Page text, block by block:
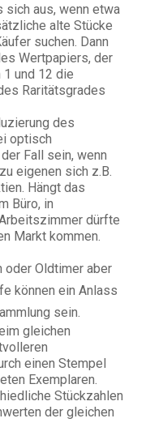
sich aus, wenn etwa
alte Stücke
suchen. Dann
Wertpapiers, der
und 12 die
Raritätsgrades
des
optisch
Fall sein, wenn
eigenen sich z.B.
Hängt das
Büro, in
dürfte
Markt kommen.
oder Oldtimer aber
können ein Anlass
sein.
gleichen
einen Stempel
Exemplaren.
Stückzahlen
der gleichen